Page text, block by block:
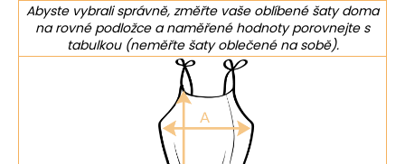
Abyste vybrali správně, změřte vaše oblíbené šaty doma
na rovné podložce a naměřené hodnoty porovnejte s
tabulkou (neměřte šaty oblečené na sobě).